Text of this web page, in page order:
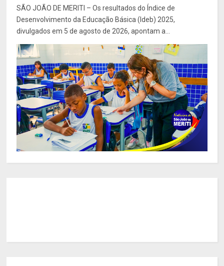
SÃO JOÃO DE MERITI – Os resultados do Índice de
Desenvolvimento da Educação Básica (Ideb) 2025,
divulgados em 5 de agosto de 2026, apontam a...